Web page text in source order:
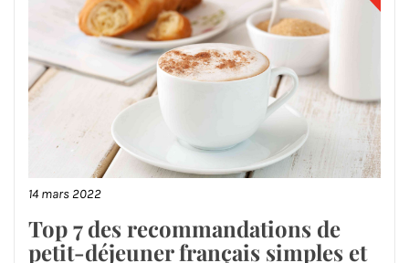
14 mars 2022
Top 7 des recommandations de
petit-déjeuner français simples et